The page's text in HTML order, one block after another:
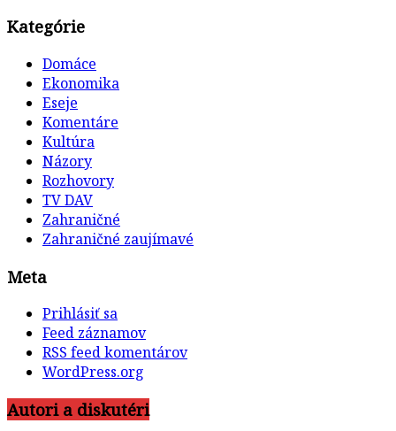
Kategórie
Domáce
Ekonomika
Eseje
Komentáre
Kultúra
Názory
Rozhovory
TV DAV
Zahraničné
Zahraničné zaujímavé
Meta
Prihlásiť sa
Feed záznamov
RSS feed komentárov
WordPress.org
Autori a diskutéri